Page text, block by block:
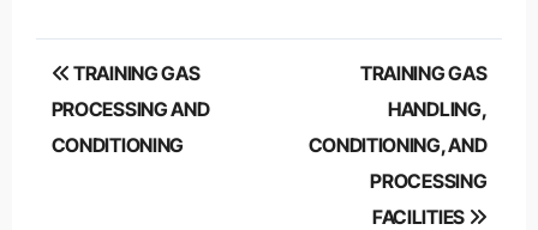
Post
navigation
TRAINING GAS
PROCESSING AND
CONDITIONING
TRAINING GAS
HANDLING,
CONDITIONING, AND
PROCESSING
FACILITIES